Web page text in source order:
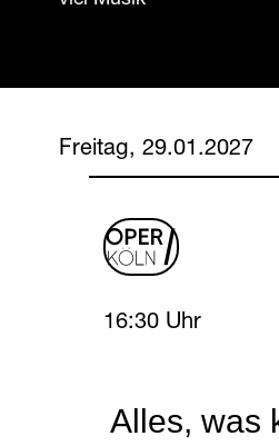
Freitag, 29.01.2027
Alles, was
Friday, 29
16:30 Uhr
oper